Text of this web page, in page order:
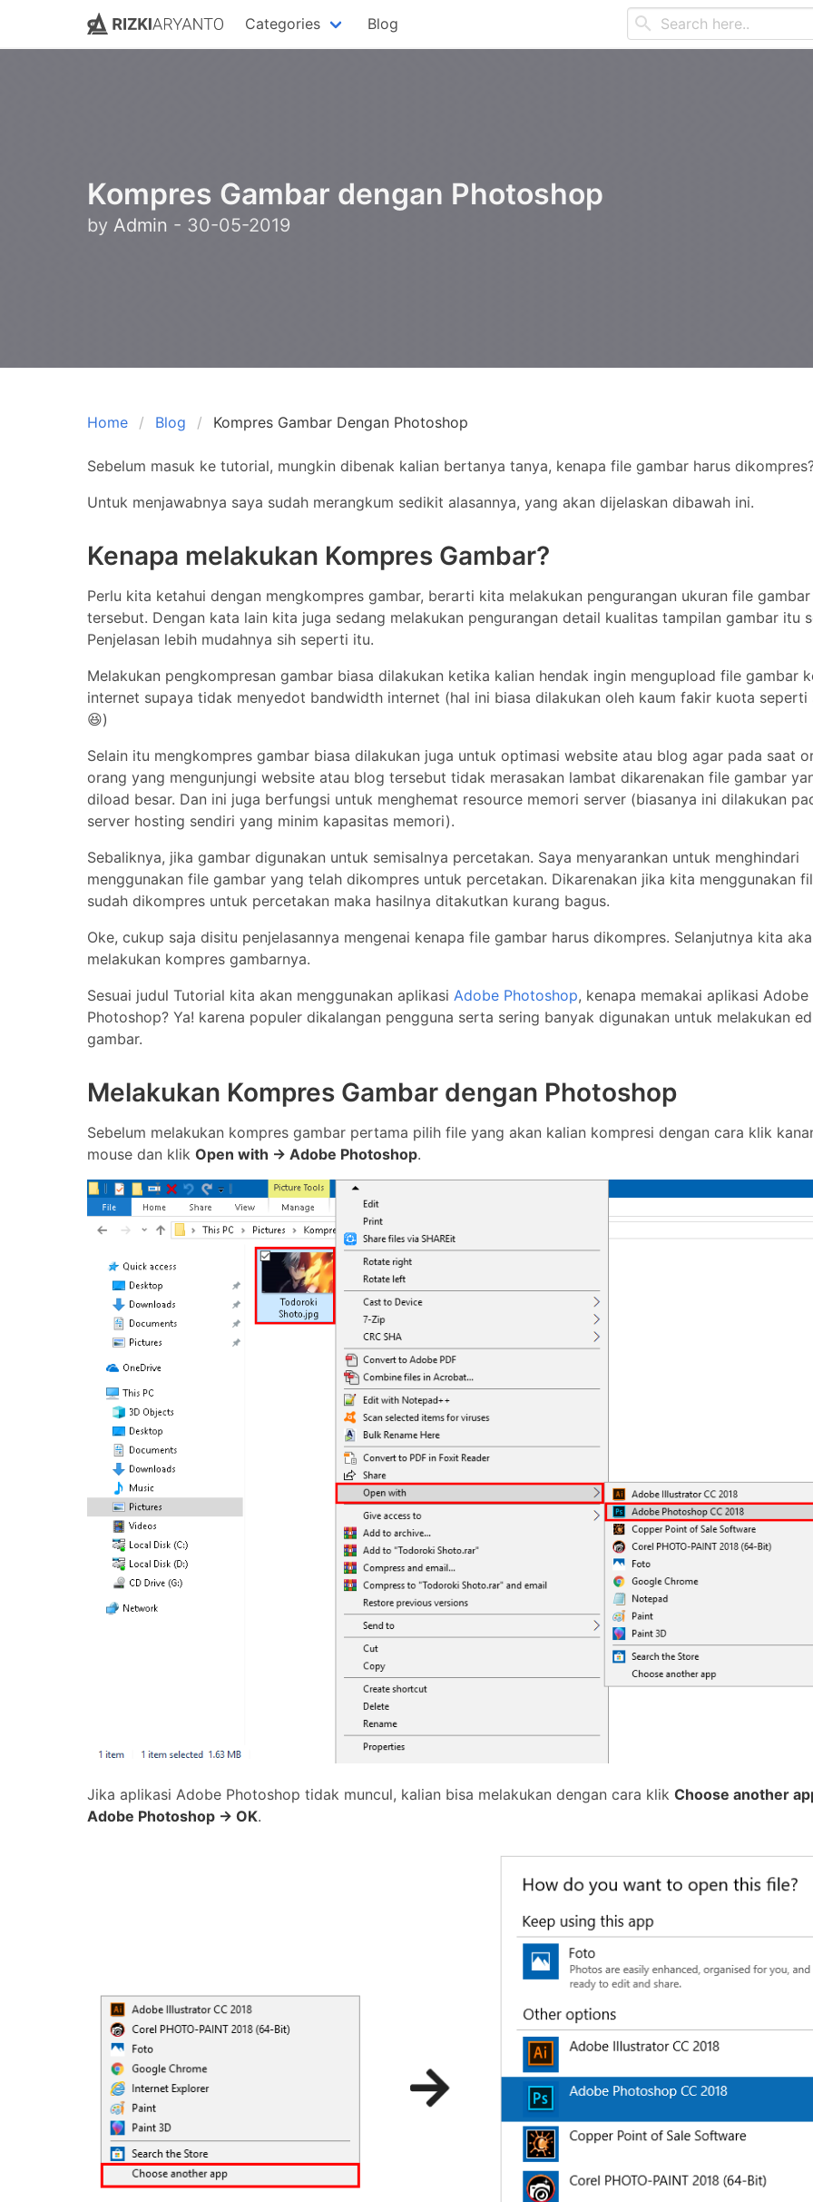
Categories
Blog
Kompres Gambar dengan Photoshop
by Admin - 30-05-2019
Home Blog Kompres Gambar Dengan Photoshop
Kompres Gambar dengan Photoshop
Sebelum masuk ke tutorial, mungkin dibenak kalian bertanya tanya, kenapa file gambar harus
Untuk menjawabnya saya sudah merangkum sedikit alasannya, yang akan dijelaskan dibawah ini.
Kenapa melakukan Kompres Gambar?
Perlu kita ketahui dengan mengkompres gambar, berarti kita melakukan pengurangan ukuran file gambar
tersebut. Dengan kata lain kita juga sedang melakukan pengurangan detail kualitas tampilan gambar itu
Penjelasan lebih mudahnya sih seperti itu.
Melakukan pengkompresan gambar biasa dilakukan ketika kalian hendak ingin mengupload file gambar
internet supaya tidak menyedot bandwidth internet (hal ini biasa dilakukan oleh kaum fakir kuota seperti
😆)
Selain itu mengkompres gambar biasa dilakukan juga untuk optimasi website atau blog agar pada saat
orang yang mengunjungi website atau blog tersebut tidak merasakan lambat dikarenakan file gambar
diload besar. Dan ini juga berfungsi untuk menghemat resource memori server (biasanya ini dilakukan
server hosting sendiri yang minim kapasitas memori).
Sebaliknya, jika gambar digunakan untuk semisalnya percetakan. Saya menyarankan untuk menghindari
menggunakan file gambar yang telah dikompres untuk percetakan. Dikarenakan jika kita menggunakan
sudah dikompres untuk percetakan maka hasilnya ditakutkan kurang bagus.
Oke, cukup saja disitu penjelasannya mengenai kenapa file gambar harus dikompres. Selanjutnya kita
melakukan kompres gambarnya.
Sesuai judul Tutorial kita akan menggunakan aplikasi Adobe Photoshop, kenapa memakai aplikasi Adobe
Photoshop? Ya! karena populer dikalangan pengguna serta sering banyak digunakan untuk melakukan
gambar.
Melakukan Kompres Gambar dengan Photoshop
Sebelum melakukan kompres gambar pertama pilih file yang akan kalian kompresi dengan cara klik
mouse dan klik Open with -> Adobe Photoshop.
Jika aplikasi Adobe Photoshop tidak muncul, kalian bisa melakukan dengan cara klik Choose another
Adobe Photoshop -> OK.